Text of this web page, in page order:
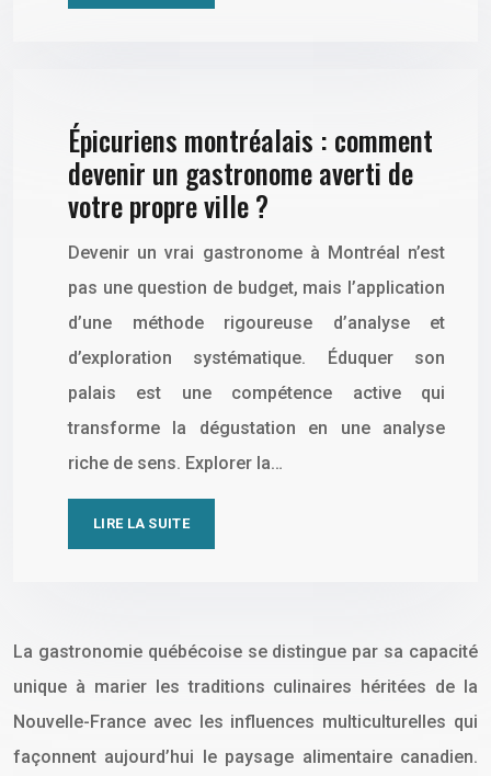
Épicuriens montréalais : comment
devenir un gastronome averti de
votre propre ville ?
Devenir un vrai gastronome à Montréal n’est
pas une question de budget, mais l’application
d’une méthode rigoureuse d’analyse et
d’exploration systématique. Éduquer son
palais est une compétence active qui
transforme la dégustation en une analyse
riche de sens. Explorer la…
LIRE LA SUITE
La gastronomie québécoise se distingue par sa capacité
unique à marier les traditions culinaires héritées de la
Nouvelle-France avec les influences multiculturelles qui
façonnent aujourd’hui le paysage alimentaire canadien.